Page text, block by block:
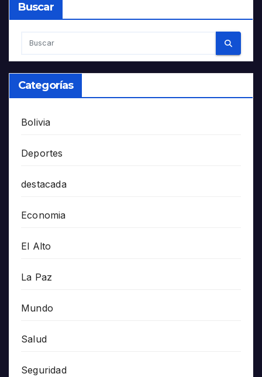
Buscar
Categorías
Bolivia
Deportes
destacada
Economia
El Alto
La Paz
Mundo
Salud
Seguridad